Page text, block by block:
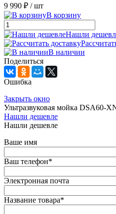
9 990 ₽ / шт
В корзину
Нашли
В наличии
Поделиться
Ошибка
Закрыть окно
Ультразвуковая мойка DSA60-
Нашли дешевле
Нашли дешевле
Ваше имя
Ваш телефон*
Электронная почта
Название товара*